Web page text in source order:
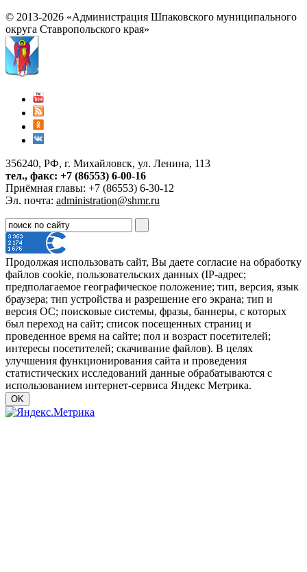
© 2013-2026 «Администрация Шпаковского муниципального
округа Ставропольского края»
356240, РФ, г. Михайловск, ул. Ленина, 113
тел., факс: +7 (86553) 6-00-16
Приёмная главы: +7 (86553) 6-30-12
Эл. почта: administration@shmr.ru
Продолжая использовать сайт, Вы даете согласие на обработку
файлов cookie, пользовательских данных (IP-адрес;
предполагаемое географическое положение; тип, версия, язык
браузера; тип устройства и разрешение его экрана; тип и
версия ОС; поисковые системы, фразы, баннеры, с которых
был переход на сайт; список посещенных страниц и
проведенное время на сайте; пол и возраст посетителей;
интересы посетителей; скачивание файлов). В целях
улучшения функционирования сайта и проведения
статистических исследований данные обрабатываются с
использованием интернет-сервиса Яндекс Метрика.
OK